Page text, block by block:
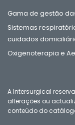
Gama de gestão
Sistemas
cuidados
Oxigenoterapia e
A Intersurgical
alterações ou
conteúdo do